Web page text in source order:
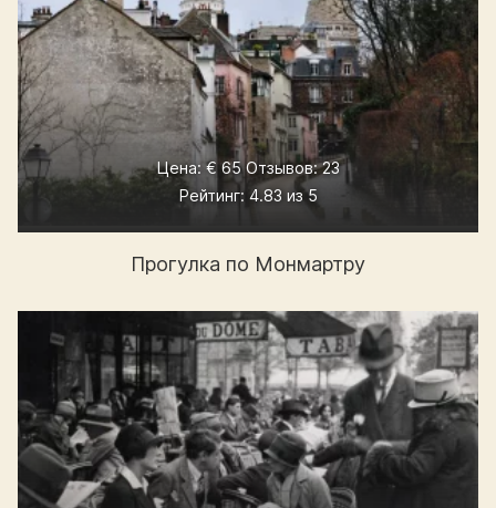
Цена: € 65 Отзывов: 23
Рейтинг: 4.83 из 5
Прогулка по Монмартру